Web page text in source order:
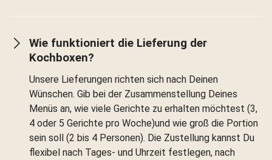
Wie funktioniert die Lieferung der
Kochboxen?
Unsere Lieferungen richten sich nach Deinen
Wünschen. Gib bei der Zusammenstellung Deines
Menüs an, wie viele Gerichte zu erhalten möchtest (3,
4 oder 5 Gerichte pro Woche)und wie groß die Portion
sein soll (2 bis 4 Personen). Die Zustellung kannst Du
flexibel nach Tages- und Uhrzeit festlegen, nach